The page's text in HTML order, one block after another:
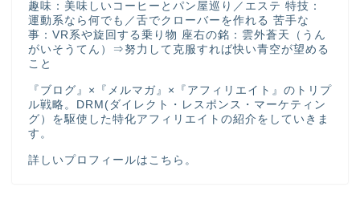
趣味：美味しいコーヒーとパン屋巡り／エステ 特技：
運動系なら何でも／舌でクローバーを作れる 苦手な
事：VR系や旋回する乗り物 座右の銘：雲外蒼天（うん
がいそうてん）⇒努力して克服すれば快い青空が望める
こと
『ブログ』×『メルマガ』×『アフィリエイト』のトリプ
ル戦略。DRM(ダイレクト・レスポンス・マーケティン
グ）を駆使した特化アフィリエイトの紹介をしていきま
す。
詳しいプロフィールは こちら 。